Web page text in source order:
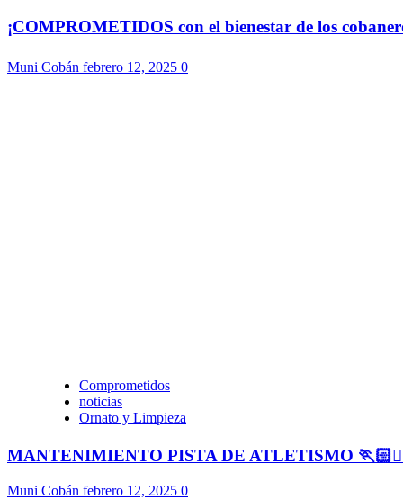
¡COMPROMETIDOS con el bienestar de los
Muni Cobán febrero 12, 2025 0
Comprometidos
noticias
Ornato y Limpieza
MANTENIMIENTO PISTA DE ATLETISMO
Muni Cobán febrero 12, 2025 0